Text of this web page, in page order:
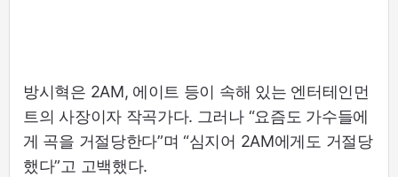
방시혁은 2AM, 에이트 등이 속해 있는 엔터테인먼
트의 사장이자 작곡가다. 그러나 “요즘도 가수들에
게 곡을 거절당한다”며 “심지어 2AM에게도 거절당
했다”고 고백했다.